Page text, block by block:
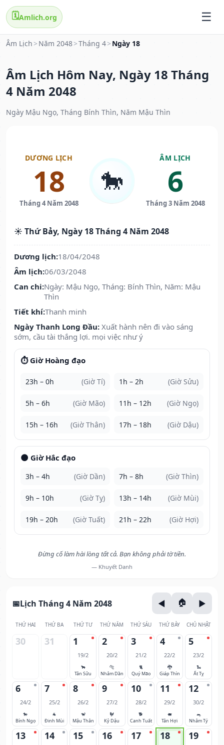
🗓️Amlich.org
Âm Lịch > Năm 2048>Tháng 4> Ngày 18
Âm Lịch Hôm Nay, Ngày 18 Tháng
4 Năm 2048
Ngày Mậu Ngọ, Tháng Bính Thìn, Năm Mậu Thìn
DƯƠNG LỊCH
18
Tháng 4 Năm 2048
🐎
ÂM LỊCH
6
Tháng 3 Năm 2048
☀️ Thứ Bảy, Ngày 18 Tháng 4 Năm 2048
Dương lịch:18/04/2048
Âm lịch:06/03/2048
Can chi:Ngày: Mậu Ngọ, Tháng: Bính Thìn, Năm: Mậu
Thìn
Tiết khí:Thanh minh
Ngày Thanh Long Đầu: Xuất hành nên đi vào sáng
sớm, cầu tài thắng lợi. mọi việc như ý
⏱️ Giờ Hoàng đạo
23h – 0h (Giờ Tí) 1h – 2h (Giờ Sửu)
5h – 6h (Giờ Mão) 11h – 12h (Giờ Ngọ)
15h – 16h (Giờ Thân) 17h – 18h (Giờ Dậu)
🌑 Giờ Hắc đạo
3h – 4h (Giờ Dần) 7h – 8h (Giờ Thìn)
9h – 10h (Giờ Tỵ) 13h – 14h (Giờ Mùi)
19h – 20h (Giờ Tuất) 21h – 22h (Giờ Hợi)
Đừng cố làm hài lòng tất cả. Bạn không phải tờ tiền.
— Khuyết Danh
Lịch Tháng 4 Năm 2048
THỨ HAI THỨ BA THỨ TƯ THỨ NĂM THỨ SÁU THỨ BẢY CHỦ NHẬT
30 31 1
19/2
🐂
Tân Sửu
2
20/2
🐅
Nhâm Dần
3
21/2
🐈
Quý Mão
4
22/2
🐉
Giáp Thìn
5
23/2
🐍
Ất Tỵ
6
24/2
🐎
Bính Ngọ
7
25/2
🐐
Đinh Mùi
8
26/2
🐒
Mậu Thân
9
27/2
🐓
Kỷ Dậu
10
28/2
🐕
Canh Tuất
11
29/2
🐖
Tân Hợi
12
30/2
🐀
Nhâm Tý
13 14 15 16 17 18 19